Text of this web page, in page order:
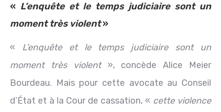
« L’enquête et le temps judiciaire sont un
moment très violent»
« L’enquête et le temps judiciaire sont un
moment très violent », concède Alice Meier
Bourdeau. Mais pour cette avocate au Conseil
d’État et à la Cour de cassation, « cette violence